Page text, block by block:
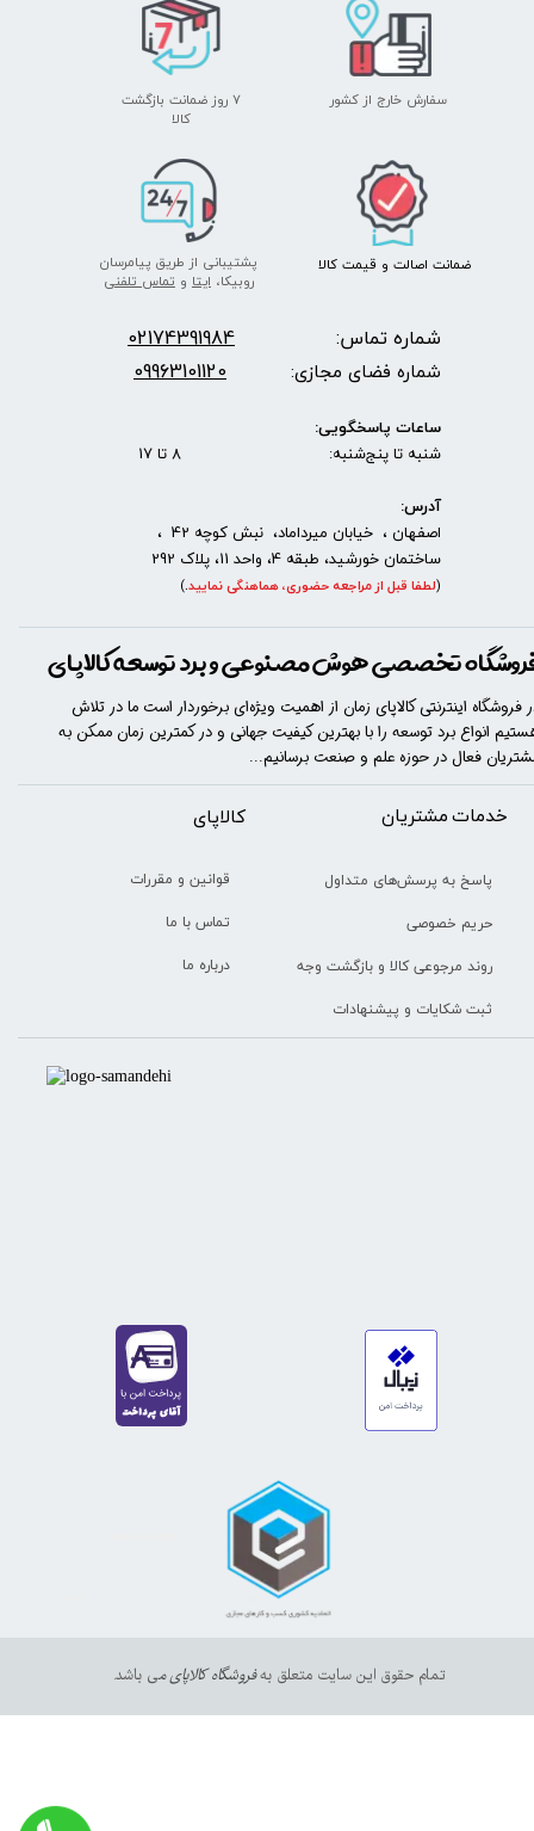
تمام حقوق این سایت متعلق بهفروشگاه کالاپای می باشد.
پشتیبانی از طریق پیامرسان
روبیکا،ایتا وتماس تلفنی
سفارش خارج از کشور
۷ روز ضمانت بازگشت
​​​​​​​کالا
ضمانت اصالت و قیمت​​​​​​​ کالا ​​​​​​​
خدمات مشتریان
پاسخ به پرسش‌های متداول
حریم خصوصی
روند مرجوعی کالا و بازگشت وجه
ثبت شکایات و پیشنهادات
​​کالاپای
قوانین و مقررات
تماس با ما
درباره ما
تخصصی هوش مصنوعی و برد توسعه کالاپای
فروشگاه اینترنتی کالاپای زمان از اهمیت ویژه‌ای برخوردار است ما در تلاش
انواع برد توسعه را با​​​ بهترین کیفیت جهانی و در کمترین زمان ممکن به
فعال در حوزه علم و صنعت برسانیم...
شماره تماس: 02174391984
شماره فضای مجازی: 09963101120
ساعات پاسخگویی:
شنبه تا پنج‌شنبه: 8 تا 17
آدرس:
اصفهان ، خیابان میرداماد، نبش کوچه 42 ،
ساختمان خورشید، طبقه 4، واحد 11، پلاک 292
(لطفا قبل از مراجعه حضوری، هماهنگی نمایید.
)